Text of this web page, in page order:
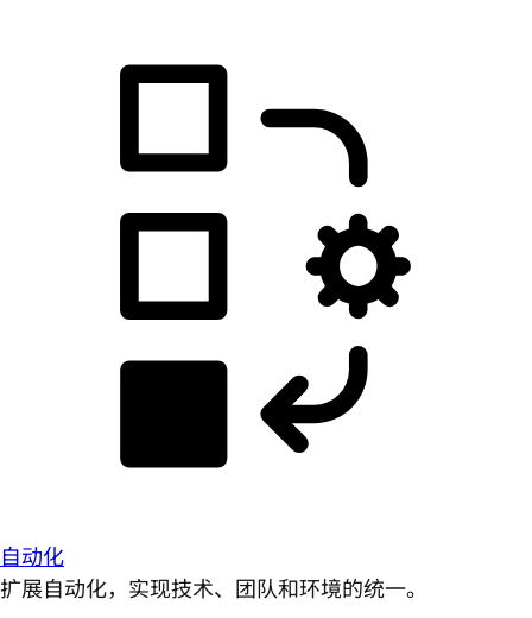
自动化
扩展自动化，实现技术、团队和环境的统一。